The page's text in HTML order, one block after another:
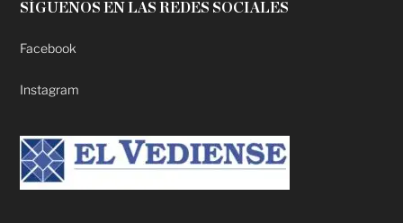
SÍGUENOS EN LAS REDES SOCIALES
Facebook
Instagram